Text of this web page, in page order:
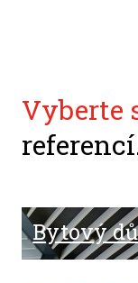
Vyberte
Bytový